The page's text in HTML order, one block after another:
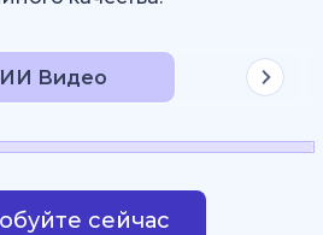
ИИ Видео
сейчас